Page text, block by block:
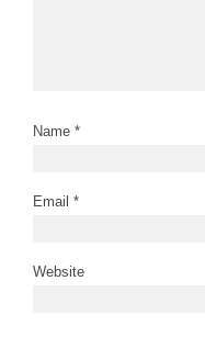
Name *
Email *
Website